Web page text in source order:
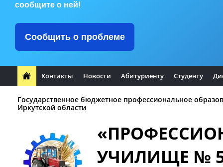
сообщите о ней!
Сообщить о проблеме
Контакты Новости Абитуриенту Студенту
Государственное бюджетное профессиональное
Иркутской области
УЧИЛИЩЕ №